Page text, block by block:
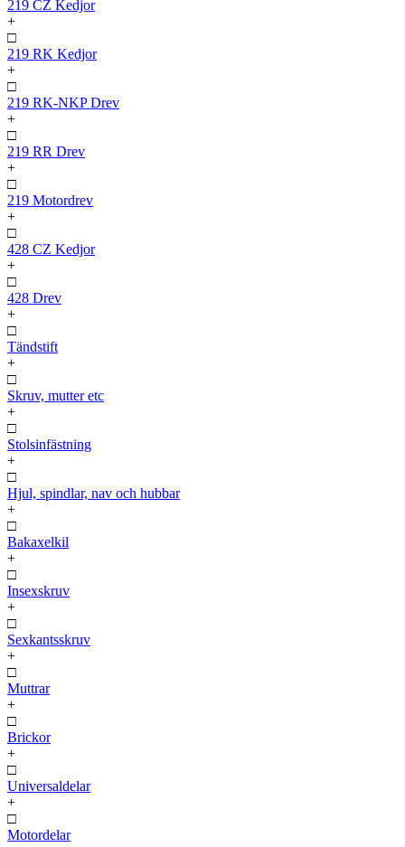
219 CZ Kedjor
+
□
219 RK Kedjor
+
□
219 RK-NKP Drev
+
□
219 RR Drev
+
□
219 Motordrev
+
□
428 CZ Kedjor
+
□
428 Drev
+
□
Tändstift
+
□
Skruv, mutter etc
+
□
Stolsinfästning
+
□
Hjul, spindlar, nav och hubbar
+
□
Bakaxelkil
+
□
Insexskruv
+
□
Sexkantsskruv
+
□
Muttrar
+
□
Brickor
+
□
Universaldelar
+
□
Motordelar